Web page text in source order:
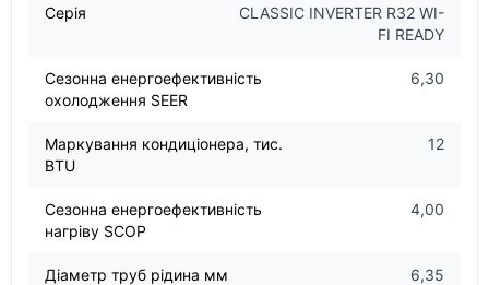
Серія
CLASSIC INVERTER R32 WI-
FI READY
Сезонна енергоефективність
охолодження SEER
6,30
Маркування кондиціонера, тис.
BTU
12
Сезонна енергоефективність
нагріву SCOP
4,00
Діаметр труб рідина мм
6,35